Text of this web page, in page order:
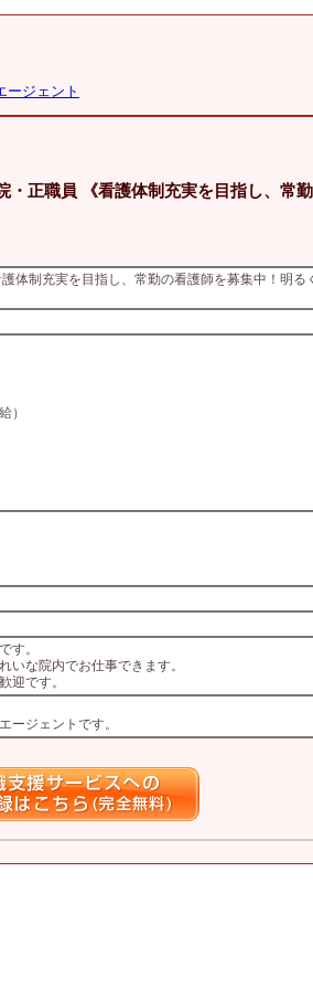
ージェント
正職員 《看護体制充実を目指し、常
体制充実を目指し、常勤の看護師を募集中！明
）
す。
いな院内でお仕事できます。
迎です。
ージェントです。